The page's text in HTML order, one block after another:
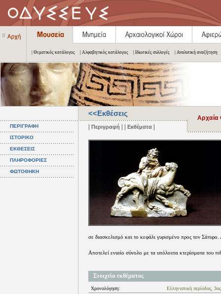
| Θεματικός κατάλογος | Αλφαβητικός κατάλογος | Ιδιωτικές συλλογές | Αναλυτική αναζήτηση
ΠΕΡΙΓΡΑΦΗ
ΙΣΤΟΡΙΚΟ
ΕΚΘΕΣΕΙΣ
ΠΛΗΡΟΦΟΡΙΕΣ
ΦΩΤΟΘΗΚΗ
<<Εκθέσεις
| Περιγραφή | | Εκθέματα |
Αρχαία
σε διασκελισμό και το κεφάλι γυρισμένο προς τον
Αποτελεί ενιαίο σύνολο με τα υπόλοιπα κτερίσματα του
Στοιχεία εκθέματος
Χρονολόγηση:
Ελληνιστική περίοδος,